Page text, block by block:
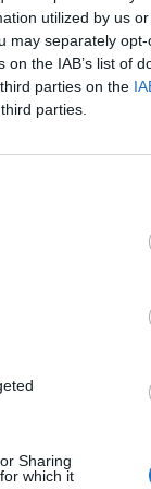
utilized by us
may separately
the IAB’s list of
parties on the
parties.
Sharing
which it
de ezen
fel. Ahol
a
a déli